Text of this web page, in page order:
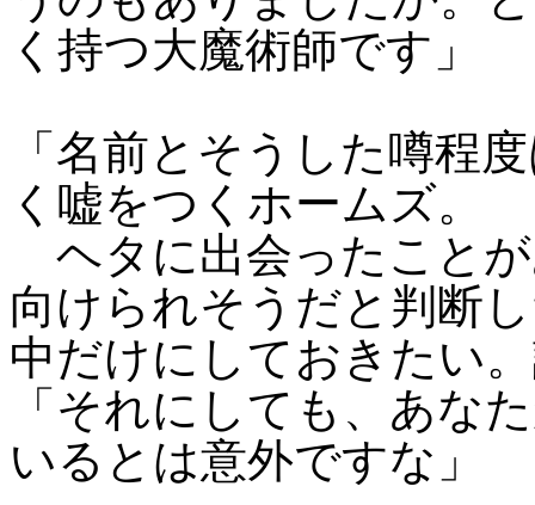
く持つ大魔術師です」
「名前とそうした噂程
く嘘をつくホームズ。
ヘタに出会ったこと
向けられそうだと判断
中だけにしておきたい
「それにしても、あな
いるとは意外ですな」